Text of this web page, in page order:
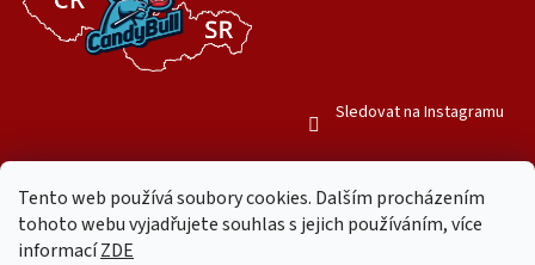
Tento web používá soubory cookies. Dalším procházením
tohoto webu vyjadřujete souhlas s jejich používáním, více
informacíZDE
Sledovat na Instagramu